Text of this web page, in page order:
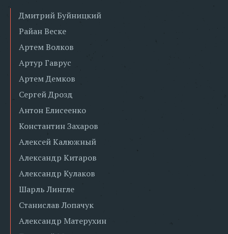
Дмитрий Буйницкий
Райан Веске
Артем Волков
Артур Гаврус
Артем Демков
Сергей Дрозд
Антон Елисеенко
Константин Захаров
Алексей Калюжный
Александр Китаров
Александр Кулаков
Шарль Лингле
Станислав Лопачук
Александр Матерухин